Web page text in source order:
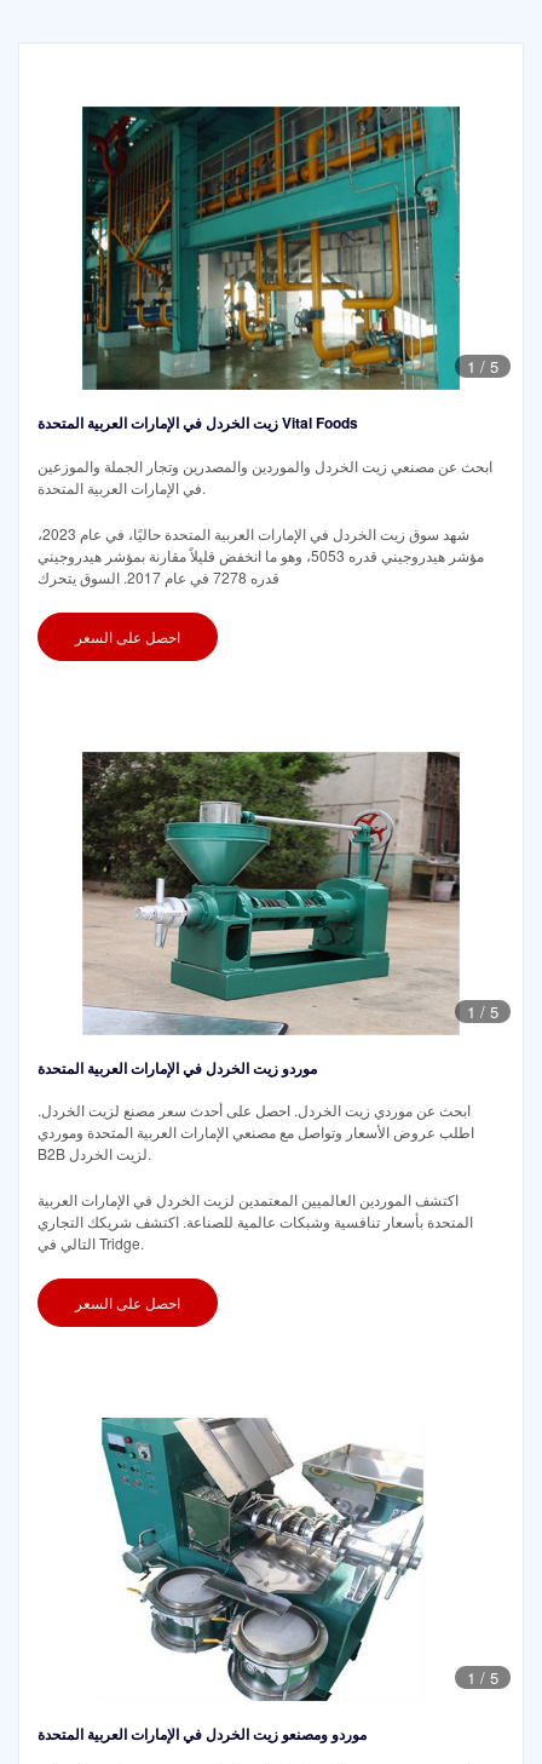
1 / 5
زيت الخردل في الإمارات العربية المتحدة Vital Foods
ابحث عن مصنعي زيت الخردل والموردين والمصدرين وتجار الجملة والموزعين
في الإمارات العربية المتحدة.
شهد سوق زيت الخردل في الإمارات العربية المتحدة حاليًا، في عام 2023،
مؤشر هيدروجيني قدره 5053، وهو ما انخفض قليلاً مقارنة بمؤشر هيدروجيني
قدره 7278 في عام 2017. السوق يتحرك
احصل على السعر
1 / 5
موردو زيت الخردل في الإمارات العربية المتحدة
ابحث عن موردي زيت الخردل. احصل على أحدث سعر مصنع لزيت الخردل.
اطلب عروض الأسعار وتواصل مع مصنعي الإمارات العربية المتحدة وموردي
B2B لزيت الخردل.
اكتشف الموردين العالميين المعتمدين لزيت الخردل في الإمارات العربية
المتحدة بأسعار تنافسية وشبكات عالمية للصناعة. اكتشف شريكك التجاري
التالي في Tridge.
احصل على السعر
1 / 5
موردو ومصنعو زيت الخردل في الإمارات العربية المتحدة